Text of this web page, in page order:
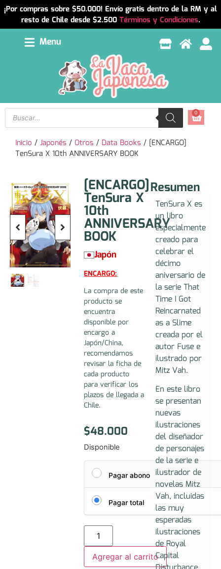
¡Por compras sobre $50.000! Envío gratis dentro de la RM y al
resto de Chile desde $2.500 Términos y Condiciones.
Menu
0
Inicio /Japonés / Otros / Data Books / [ENCARGO]
TenSura X 10th ANNIVERSARY BOOK
[ENCARGO]
TenSura X
10th
ANNIVERSARY
BOOK
Japón
ENCARGO:
La compra de este
producto se
encuentra
disponible por
encargo a
Japón/China,
recomendamos
revisar la ficha de
cada producto
para verificar los
plazos de llegada a
Chile.
$48.000
Disponible
Pagar abono
Pagar total
Agregar al carrito
Resumen
TenSura X es
un libro
especialmente
creado para
celebrar el
décimo
aniversario de
la serie That
Time I Got
Reincarnated
as a Slime
creada por el
autor Fuse e
ilustrado por
Mitz Vah.
En este libro
se presentan
nuevas
ilustraciones
del diseñador
de personajes
de la serie e
ilustrador de
novelas Mitz
Vah, incluidas
las muy
esperadas
ilustraciones
de Royal
Capital